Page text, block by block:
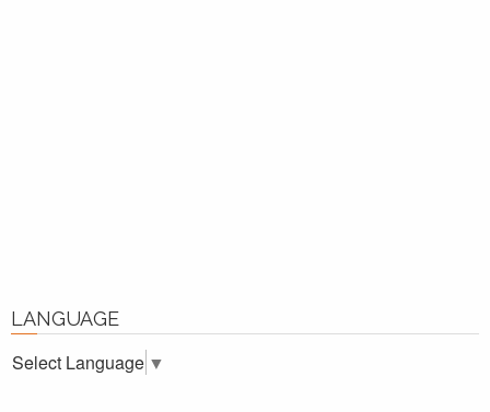
LANGUAGE
Select Language ▼